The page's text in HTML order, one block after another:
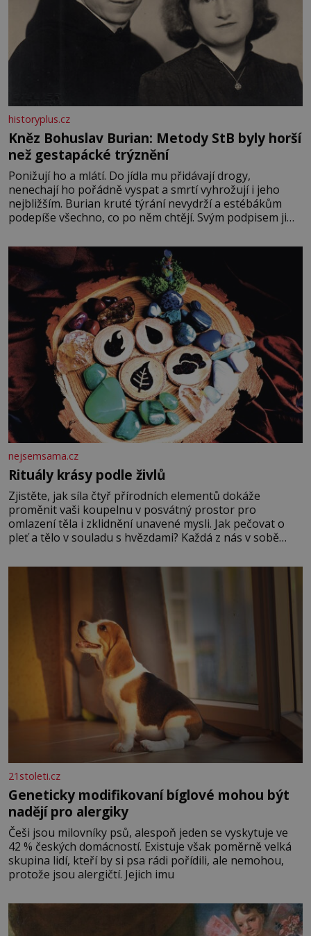
historyplus.cz
Kněz Bohuslav Burian: Metody StB byly horší
než gestapácké trýznění
Ponižují ho a mlátí. Do jídla mu přidávají drogy,
nenechají ho pořádně vyspat a smrtí vyhrožují i jeho
nejbližším. Burian kruté týrání nevydrží a estébákům
podepíše všechno, co po něm chtějí. Svým podpisem jim
fyzický ani psychický nátlak. Syn brněnského řezníka
chce být knězem a
nejsemsama.cz
Rituály krásy podle živlů
Zjistěte, jak síla čtyř přírodních elementů dokáže
proměnit vaši koupelnu v posvátný prostor pro
omlazení těla i zklidnění unavené mysli. Jak pečovat o
pleť a tělo v souladu s hvězdami? Každá z nás v sobě
povaze, ale i v potřebách naší pokožky. Ohnivá znamení
Ženy narozené ve znamení Berana, Lva a Střelce v sobě
nesou žár, odvahu a neutuchající elán. Vaše
21stoleti.cz
Geneticky modifikovaní bíglové mohou být
nadějí pro alergiky
Češi jsou milovníky psů, alespoň jeden se vyskytuje ve
42 % českých domácností. Existuje však poměrně velká
skupina lidí, kteří by si psa rádi pořídili, ale nemohou,
protože jsou alergičtí. Jejich imu